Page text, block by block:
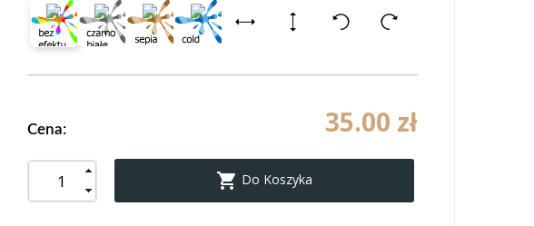
Cena: 35.00 zł
 Do Koszyka